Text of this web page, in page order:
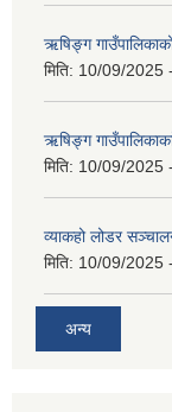
ऋषिङ्ग
मिति: 10/09/2025
ऋषिङ्ग
मिति: 10/09/2025
व्याकहो लोडर
मिति: 10/09/2025
अन्य